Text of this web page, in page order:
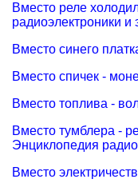
Вместо реле
радиоэлектроники и
Вместо синего
Вместо спичек -
Вместо топлива -
Вместо тумблера -
Энциклопедия
Вместо